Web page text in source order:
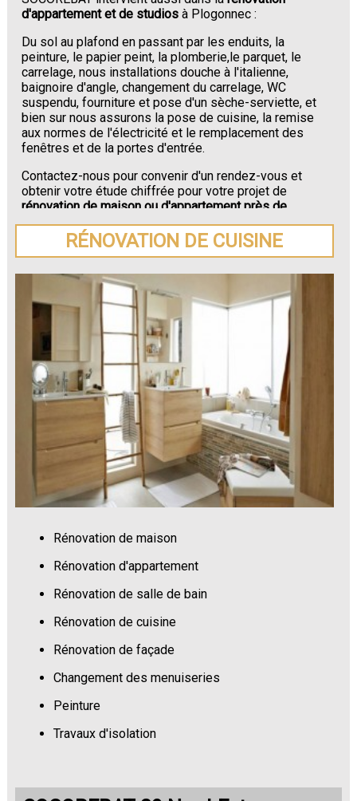
d'appartement et de studios à Plogonnec :
Du sol au plafond en passant par les enduits, la
peinture, le papier peint, la plomberie,le parquet, le
carrelage, nous installations douche à l'italienne,
baignoire d'angle, changement du carrelage, WC
suspendu, fourniture et pose d'un sèche-serviette, et
bien sur nous assurons la pose de cuisine, la remise
aux normes de l'électricité et le remplacement des
fenêtres et de la portes d'entrée.
Contactez-nous pour convenir d'un rendez-vous et
obtenir votre étude chiffrée pour votre projet de
rénovation de maison ou d'appartement près de
Plogonnec.
RÉNOVATION DE CUISINE
Rénovation de maison
Rénovation d'appartement
Rénovation de salle de bain
Rénovation de cuisine
Rénovation de façade
Changement des menuiseries
Peinture
Travaux d'isolation